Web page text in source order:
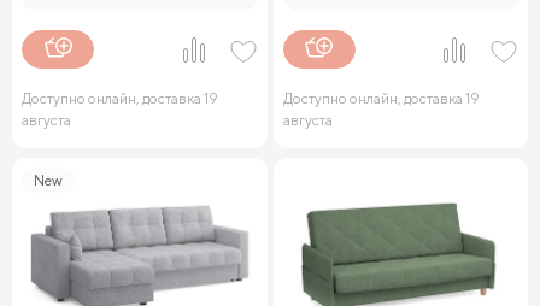
Доступно онлайн, доставка 19
августа
Доступно онлайн, доставка 19
августа
New